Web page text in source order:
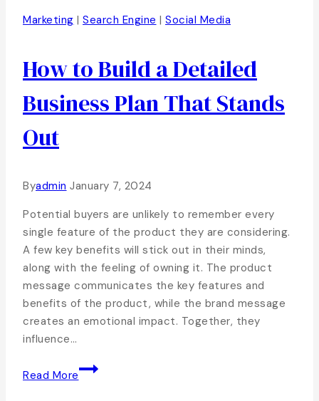
Marketing | Search Engine | Social Media
How to Build a Detailed
Business Plan That Stands
Out
Byadmin January 7, 2024
Potential buyers are unlikely to remember every
single feature of the product they are considering.
A few key benefits will stick out in their minds,
along with the feeling of owning it. The product
message communicates the key features and
benefits of the product, while the brand message
creates an emotional impact. Together, they
influence…
Read More